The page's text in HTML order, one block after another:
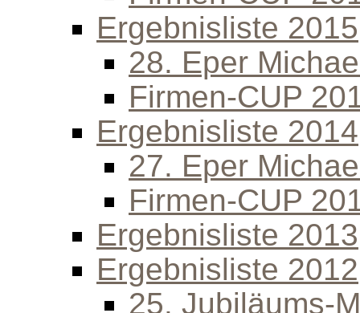
Ergebnisliste 2015
28. Eper
Firmen-CUP
Ergebnisliste 2014
27. Eper
Firmen-CUP
Ergebnisliste 2013
Ergebnisliste 2012
25. Jubiläums-